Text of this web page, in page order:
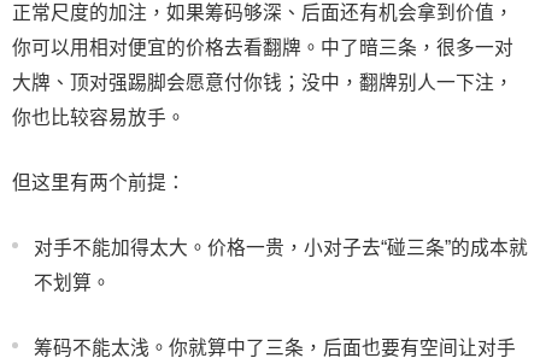
正常尺度的加注，如果筹码够深、后面还有机会拿到价值，
你可以用相对便宜的价格去看翻牌。中了暗三条，很多一对
大牌、顶对强踢脚会愿意付你钱；没中，翻牌别人一下注，
你也比较容易放手。
但这里有两个前提：
对手不能加得太大。价格一贵，小对子去“碰三条”的成本就
不划算。
筹码不能太浅。你就算中了三条，后面也要有空间让对手